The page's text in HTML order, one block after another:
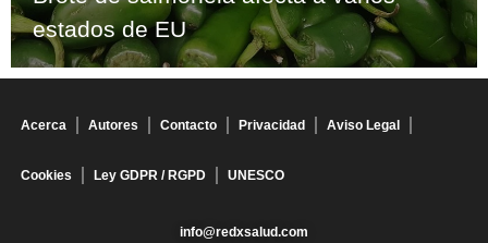
estados de EU
Acerca Autores Contacto Privacidad Aviso Legal
Cookies Ley GDPR / RGPD UNESCO
info@redxsalud.com